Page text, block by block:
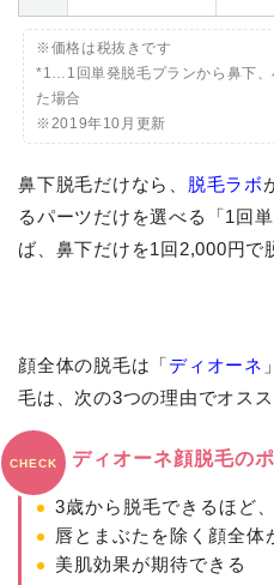
※価格は税抜きです
*1…1回単発脱毛プランから鼻下
た場合
※2019年10月更新
鼻下脱毛だけなら、 脱毛ラボ
るパーツだけを選べる「1回
ば、鼻下だけを1回2,000円で
顔全体の脱毛は「ディオーネ
毛は、次の3つの理由でオスス
CHECK ディオーネ顔脱毛の
3歳から脱毛できるほど
唇とまぶたを除く顔全体
美肌効果が期待できる